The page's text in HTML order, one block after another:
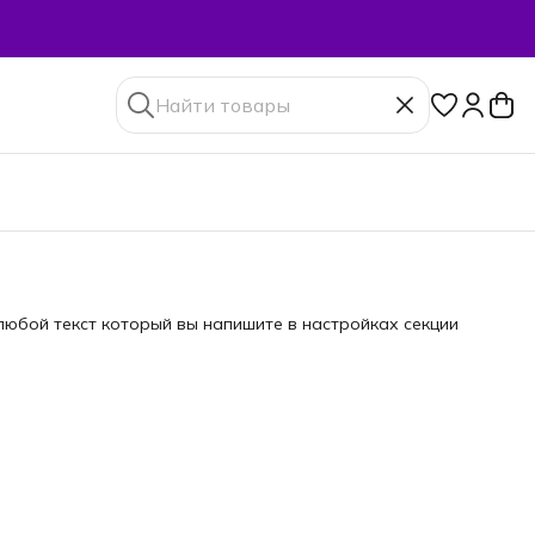
текст который вы напишите в настройках секции